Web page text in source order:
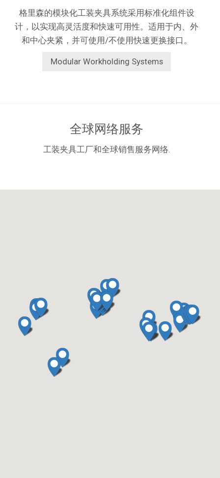
格里森的模块化工装夹具系统采用标准化组件设
计，以实现高灵活度和快速可用性。适用于内、外
和中心夹紧，并可使用/不使用快速更换接口。
Modular Workholding Systems
全球网络服务
工装夹具工厂和全球销售服务网络.